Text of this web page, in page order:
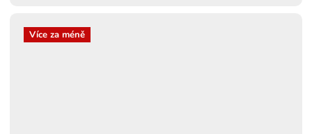
Více za méně